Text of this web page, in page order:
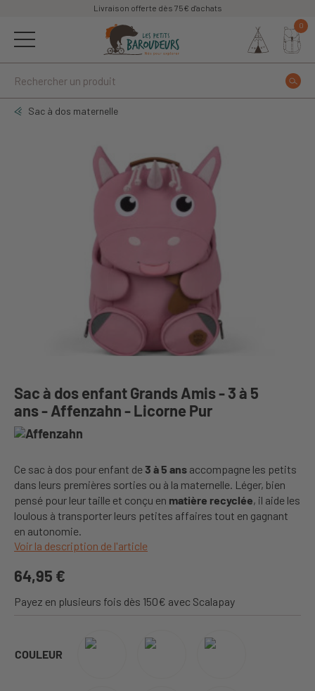
Livraison offerte dès 75€ d'achats
0
Sac à dos maternelle
Sac à dos enfant Grands Amis - 3 à 5
ans - Affenzahn - Licorne Pur
Ce sac à dos pour enfant de 3 à 5 ans accompagne les petits
dans leurs premières sorties ou à la maternelle. Léger, bien
pensé pour leur taille et conçu en matière recyclée, il aide les
loulous à transporter leurs petites affaires tout en gagnant
en autonomie.
Voir la description de l'article
64,95 €
Payez en plusieurs fois dès 150€ avec Scalapay
COULEUR